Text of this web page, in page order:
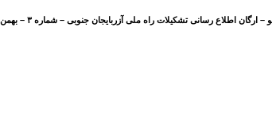
(نقل از نشریه راه نو – ارگان اطلاع رسانی تشکیلات راه ملی آزربایجان جنوبی – شماره ۳ – بهمن